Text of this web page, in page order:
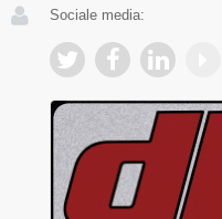
Sociale media: